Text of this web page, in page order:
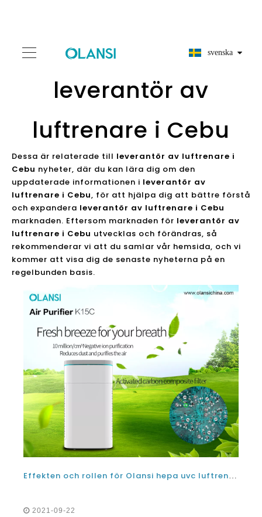
svenska
leverantör av
luftrenare i Cebu
Dessa är relaterade till leverantör av luftrenare i
Cebu nyheter, där du kan lära dig om den
uppdaterade informationen i leverantör av
luftrenare i Cebu, för att hjälpa dig att bättre förstå
och expandera leverantör av luftrenare i Cebu
marknaden. Eftersom marknaden för leverantör av
luftrenare i Cebu utvecklas och förändras, så
rekommenderar vi att du samlar vår hemsida, och vi
kommer att visa dig de senaste nyheterna på en
regelbunden basis.
Effekten och rollen för Olansi hepa uvc luftrenare från leverantören av luftrenare i Kina
2021-09-22